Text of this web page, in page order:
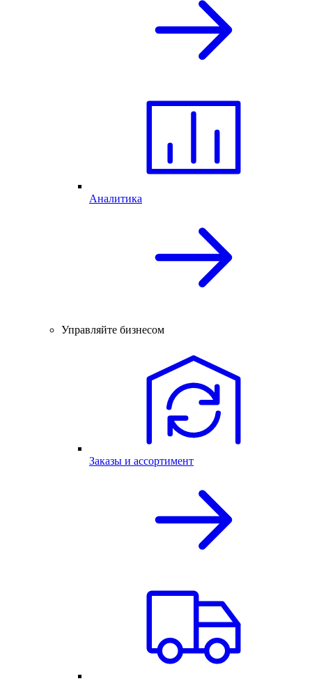
Аналитика
Управляйте бизнесом
Заказы и ассортимент